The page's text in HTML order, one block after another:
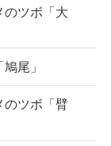
のツボ「大
尾」
のツボ「臂